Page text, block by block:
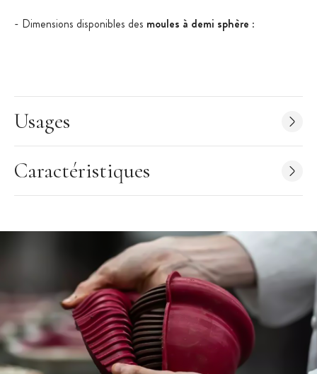
- Dimensions disponibles des moules à demi sphère :
D 5 cm H 3 cm, 8 figures, 30 ml
D 4 cm H 2 cm, 15 figures, 20 ml
D 3 cm H 1,5 cm, 24 figures, 10 ml
- Four : jusqu'à 230 °C, Congélateur : jusqu'à - 60 °C
- Lemoule en siliconedemi sphèren'est pas adapté pour la
cuisson par le feu et sur plaque électrique. Ne jamais utiliser de
couteau dans le moule.
- Matériaux : Silicone pur, souple et non toxique pour aliments
ayant une conductivité thermique élevée. Moule silicone 100 %
Platinum.
- Utilisation : Dans le four sur les grilles ou sur les plaques
perforées pour garantir une excellente qualité de cuisson.
Usages
Caractéristiques